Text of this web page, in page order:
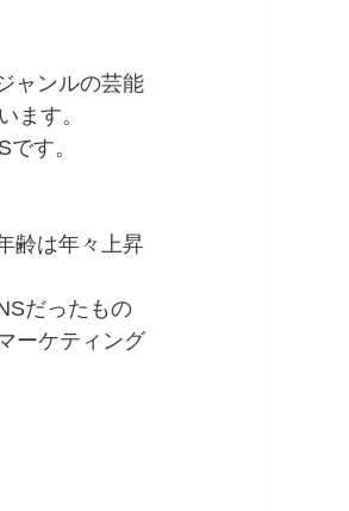
ャンルの芸能
ます。
す。
齢は年々上昇
だったもの
ーケティング